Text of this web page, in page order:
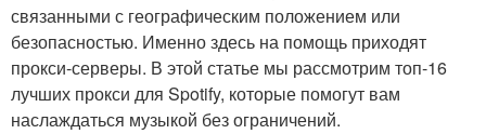
связанными с географическим положением или
безопасностью. Именно здесь на помощь приходят
прокси-серверы. В этой статье мы рассмотрим топ-16
лучших прокси для Spotify, которые помогут вам
наслаждаться музыкой без ограничений.